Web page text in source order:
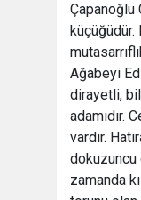
Çapanoğlu
küçüğüdür.
Ağabeyi
dirayetli,
adamıdır.
vardır.
dokuzuncu
zamanda